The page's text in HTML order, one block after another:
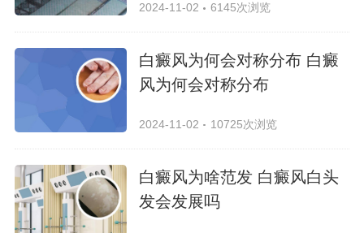
2024-11-02 6145次浏览
白癜风为何会对称分布 白癜
风为何会对称分布
2024-11-02 10725次浏览
白癜风为啥范发 白癜风白头
发会发展吗